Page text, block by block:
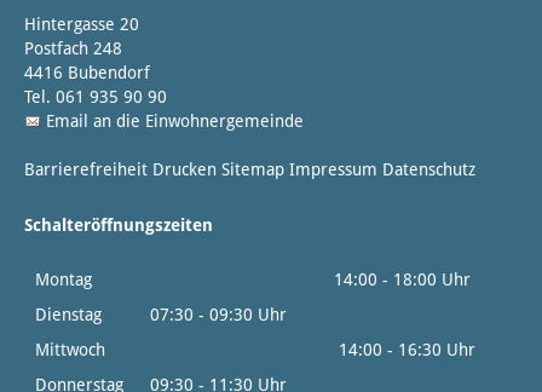
Hintergasse 20
Postfach 248
4416 Bubendorf
Tel. 061 935 90 90
Email an die Einwohnergemeinde
Barrierefreiheit Drucken Sitemap Impressum Datenschutz
Schalteröffnungszeiten
Montag
14:00 - 18:00 Uhr
Dienstag
07:30 - 09:30 Uhr
Mittwoch
14:00 - 16:30 Uhr
Donnerstag
09:30 - 11:30 Uhr